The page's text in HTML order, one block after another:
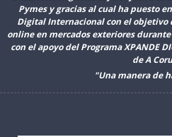
Pymes y gracias al cual ha puesto
Digital Internacional con el objetivo
online en mercados exteriores
con el apoyo del Programa XPANDE
de A
"Una manera de